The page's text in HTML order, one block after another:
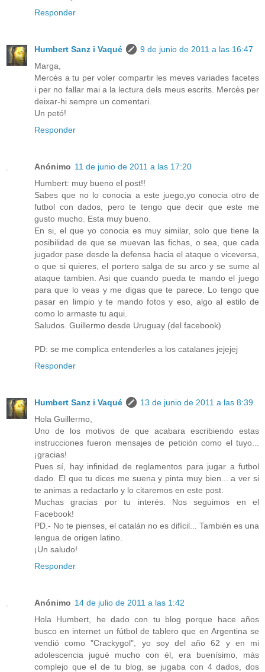
Responder
Humbert Sanz i Vaqué
9 de junio de 2011 a las 16:47
Marga,
Mercès a tu per voler compartir les meves variades facetes
i per no fallar mai a la lectura dels meus escrits. Mercès per
deixar-hi sempre un comentari.
Un petó!
Responder
Anónimo 11 de junio de 2011 a las 17:20
Humbert: muy bueno el post!!
Sabes que no lo conocia a este juego,yo conocia otro de
futbol con dados, pero te tengo que decir que este me
gusto mucho. Esta muy bueno.
En si, el que yo conocia es muy similar, solo que tiene la
posibilidad de que se muevan las fichas, o sea, que cada
jugador pase desde la defensa hacia el ataque o viceversa,
o que si quieres, el portero salga de su arco y se sume al
ataque tambien. Asi que cuando pueda te mando el juego
para que lo veas y me digas que te parece. Lo tengo que
pasar en limpio y te mando fotos y eso, algo al estilo de
como lo armaste tu aqui.
Saludos. Guillermo desde Uruguay (del facebook)
PD: se me complica entenderles a los catalanes jejejej
Responder
Humbert Sanz i Vaqué
13 de junio de 2011 a las 8:39
Hola Guillermo,
Uno de los motivos de que acabara escribiendo estas
instrucciones fueron mensajes de petición como el tuyo...
¡gracias!
Pues sí, hay infinidad de reglamentos para jugar a futbol
dado. El que tu dices me suena y pinta muy bien... a ver si
te animas a redactarlo y lo citaremos en este post.
Muchas gracias por tu interés. Nos seguimos en el
Facebook!
PD.- No te pienses, el catalán no es difícil... También es una
lengua de origen latino.
¡Un saludo!
Responder
Anónimo 14 de julio de 2011 a las 1:42
Hola Humbert, he dado con tu blog porque hace años
busco en internet un fútbol de tablero que en Argentina se
vendió como "Crackygol", yo soy del año 62 y en mi
adolescencia jugué mucho con él, era buenísimo, más
complejo que el de tu blog, se jugaba con 4 dados, dos